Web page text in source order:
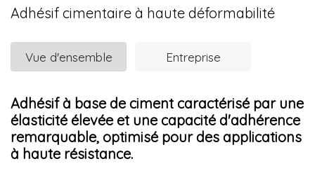
Adhésif cimentaire à haute déformabilité
Vue d'ensemble Entreprise
Adhésif à base de ciment caractérisé par une
élasticité élevée et une capacité d'adhérence
remarquable, optimisé pour des applications
à haute résistance.